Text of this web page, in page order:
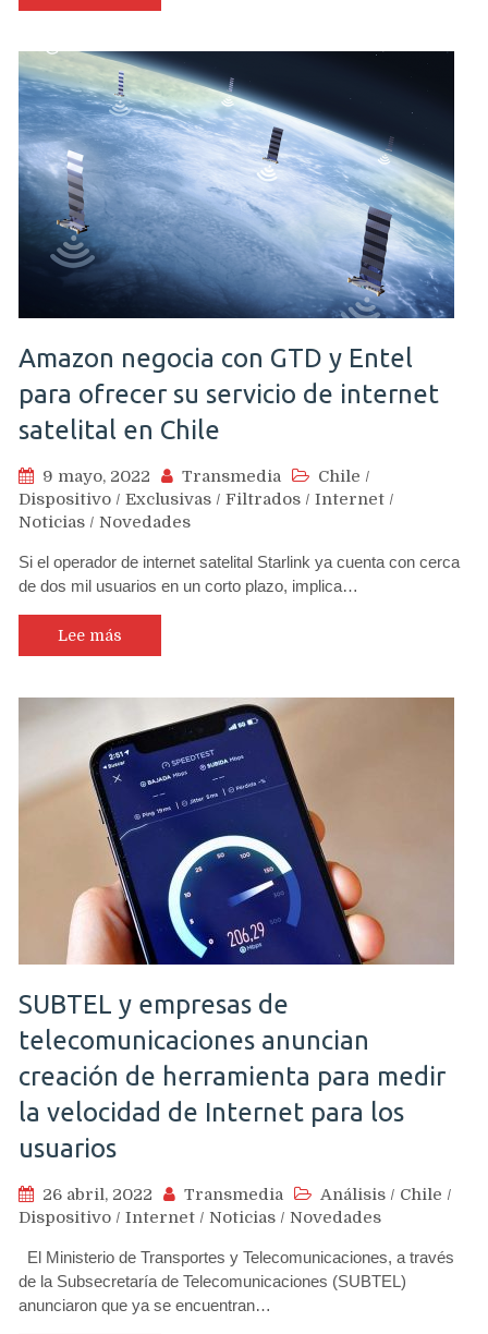
Amazon negocia con GTD y Entel
para ofrecer su servicio de internet
satelital en Chile
9 mayo, 2022 Transmedia Chile /
Dispositivo / Exclusivas / Filtrados / Internet /
Noticias / Novedades
Si el operador de internet satelital Starlink ya cuenta con cerca
de dos mil usuarios en un corto plazo, implica…
Lee más
SUBTEL y empresas de
telecomunicaciones anuncian
creación de herramienta para medir
la velocidad de Internet para los
usuarios
26 abril, 2022 Transmedia Análisis / Chile /
Dispositivo / Internet / Noticias / Novedades
El Ministerio de Transportes y Telecomunicaciones, a través
de la Subsecretaría de Telecomunicaciones (SUBTEL)
anunciaron que ya se encuentran…